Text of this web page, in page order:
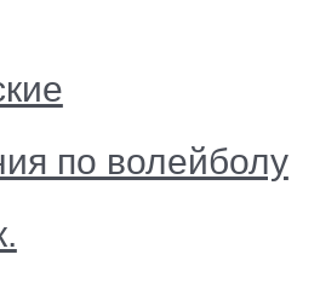
по волейболу